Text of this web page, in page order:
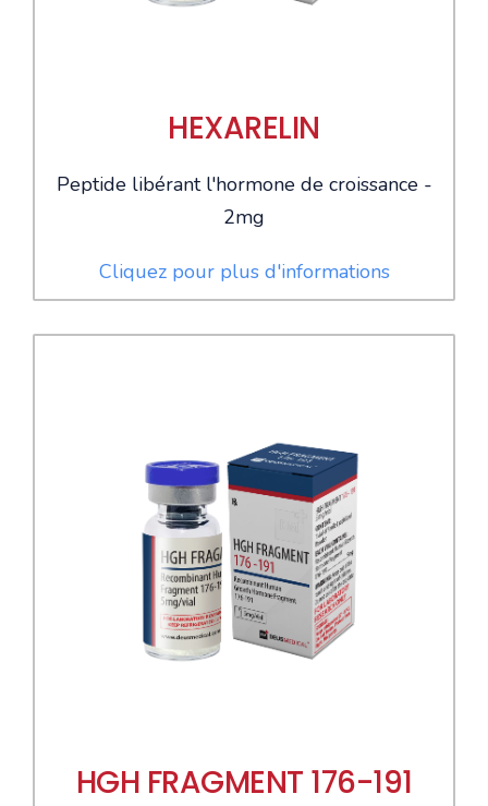
HEXARELIN
Peptide libérant l'hormone de croissance -
2mg
Cliquez pour plus d'informations
HGH FRAGMENT 176-191